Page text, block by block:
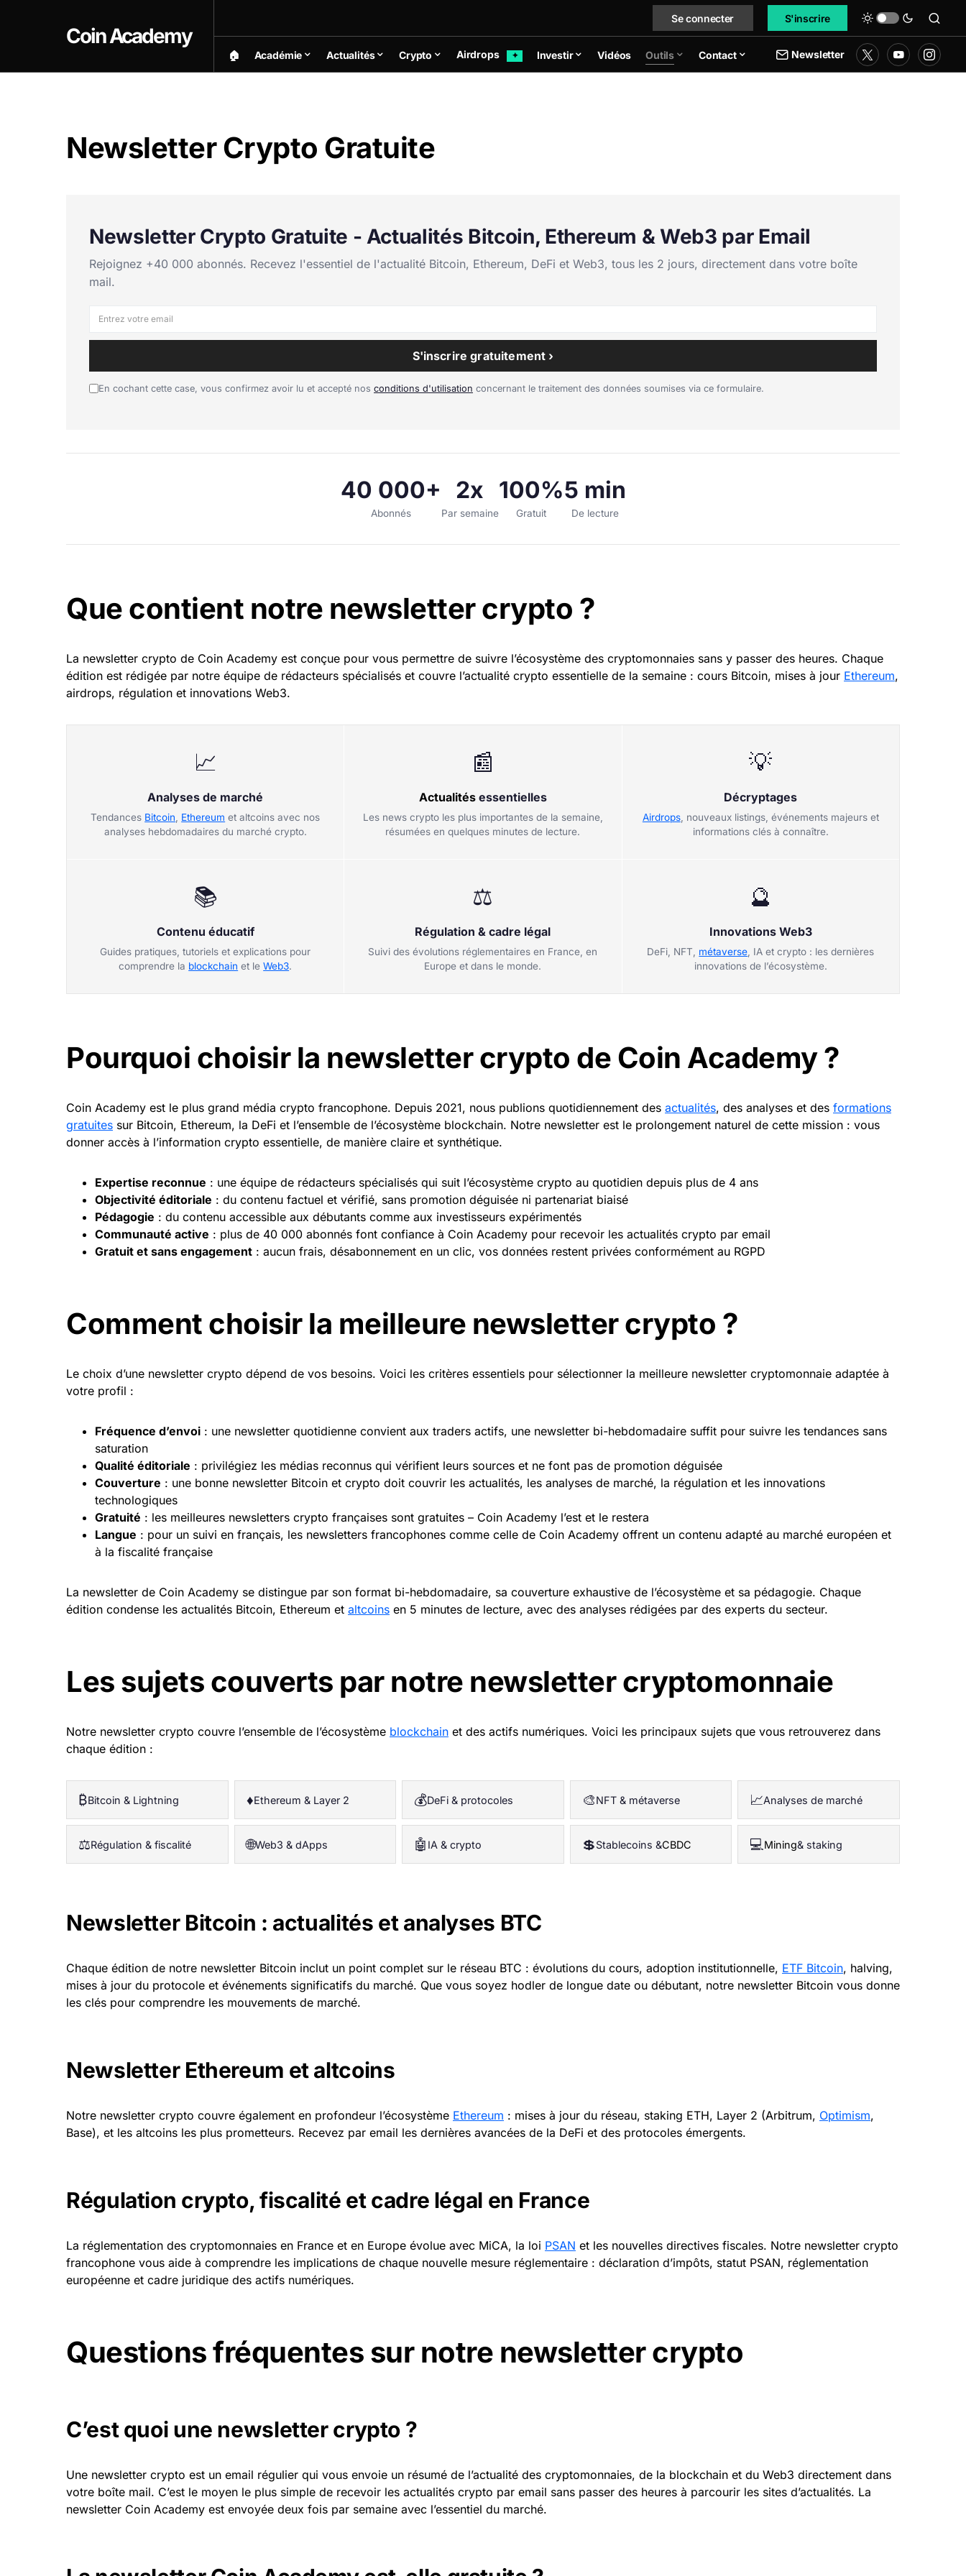
Coin Academy
Se connecter S'inscrire
🏠︎ Académie Actualités Crypto Airdrops ✦ Investir Vidéos Outils Contact Newsletter
Newsletter Crypto Gratuite
Newsletter Crypto Gratuite - Actualités Bitcoin, Ethereum & Web3 par Email
Rejoignez +40 000 abonnés. Recevez l'essentiel de l'actualité Bitcoin, Ethereum, DeFi et Web3, tous les 2 jours, directement dans votre boîte
mail.
S'inscrire gratuitement ›
En cochant cette case, vous confirmez avoir lu et accepté nos conditions d'utilisation concernant le traitement des données soumises via ce formulaire.
40 000+
Abonnés
2x
Par semaine
100%
Gratuit
5 min
De lecture
Que contient notre newsletter crypto ?
La newsletter crypto de Coin Academy est conçue pour vous permettre de suivre l’écosystème des cryptomonnaies sans y passer des heures. Chaque
édition est rédigée par notre équipe de rédacteurs spécialisés et couvre l’actualité crypto essentielle de la semaine : cours Bitcoin, mises à jour Ethereum,
airdrops, régulation et innovations Web3.
📈
Analyses de marché
Tendances Bitcoin Ethereum et altcoins avec nos
analyses hebdomadaires du marché crypto.
📰
Actualitésessentielles
Les news crypto les plus importantes de la semaine,
résumées en quelques minutes de lecture.
💡
Décryptages
Airdrops, nouveaux listings, événements majeurs et
informations clés à connaître.
📚
Contenu éducatif
Guides pratiques, tutoriels et explications pour
comprendre la blockchain et leWeb3.
⚖
Régulation & cadre légal
Suivi des évolutions réglementaires en France, en
Europe et dans le monde.
🔮
Innovations Web3
DeFi, NFT, métaverse , IA et crypto : les dernières
innovations de l’écosystème.
Pourquoi choisir la newsletter crypto de Coin Academy ?
Coin Academy est le plus grand média crypto francophone. Depuis 2021, nous publions quotidiennement des actualités, des analyses et des formations
gratuites sur Bitcoin, Ethereum, la DeFi et l’ensemble de l’écosystème blockchain. Notre newsletter est le prolongement naturel de cette mission : vous
donner accès à l’information crypto essentielle, de manière claire et synthétique.
Expertise reconnue : une équipe de rédacteurs spécialisés qui suit l’écosystème crypto au quotidien depuis plus de 4 ans
Objectivité éditoriale : du contenu factuel et vérifié, sans promotion déguisée ni partenariat biaisé
Pédagogie : du contenu accessible aux débutants comme aux investisseurs expérimentés
Communauté active : plus de 40 000 abonnés font confiance à Coin Academy pour recevoir les actualités crypto par email
Gratuit et sans engagement : aucun frais, désabonnement en un clic, vos données restent privées conformément au RGPD
Comment choisir la meilleure newsletter crypto ?
Le choix d’une newsletter crypto dépend de vos besoins. Voici les critères essentiels pour sélectionner la meilleure newsletter cryptomonnaie adaptée à
votre profil :
Fréquence d’envoi : une newsletter quotidienne convient aux traders actifs, une newsletter bi-hebdomadaire suffit pour suivre les tendances sans
saturation
Qualité éditoriale : privilégiez les médias reconnus qui vérifient leurs sources et ne font pas de promotion déguisée
Couverture : une bonne newsletter Bitcoin et crypto doit couvrir les actualités, les analyses de marché, la régulation et les innovations
technologiques
Gratuité : les meilleures newsletters crypto françaises sont gratuites – Coin Academy l’est et le restera
Langue : pour un suivi en français, les newsletters francophones comme celle de Coin Academy offrent un contenu adapté au marché européen et
à la fiscalité française
La newsletter de Coin Academy se distingue par son format bi-hebdomadaire, sa couverture exhaustive de l’écosystème et sa pédagogie. Chaque
édition condense les actualités Bitcoin, Ethereum et altcoins en 5 minutes de lecture, avec des analyses rédigées par des experts du secteur.
Les sujets couverts par notre newsletter cryptomonnaie
Notre newsletter crypto couvre l’ensemble de l’écosystème blockchain et des actifs numériques. Voici les principaux sujets que vous retrouverez dans
chaque édition :
₿Bitcoin & Lightning ♦Ethereum & Layer 2 💰DeFi & protocoles 🎨NFT & métaverse 📈Analyses de marché
⚖Régulation & fiscalité 🌐Web3 & dApps 🤖 IA & crypto 💲Stablecoins &CBDC 💻Mining& staking
Newsletter Bitcoin : actualités et analyses BTC
Chaque édition de notre newsletter Bitcoin inclut un point complet sur le réseau BTC : évolutions du cours, adoption institutionnelle, ETF Bitcoin, halving,
mises à jour du protocole et événements significatifs du marché. Que vous soyez hodler de longue date ou débutant, notre newsletter Bitcoin vous donne
les clés pour comprendre les mouvements de marché.
Newsletter Ethereum et altcoins
Notre newsletter crypto couvre également en profondeur l’écosystème Ethereum : mises à jour du réseau, staking ETH, Layer 2 (Arbitrum, Optimism,
Base), et les altcoins les plus prometteurs. Recevez par email les dernières avancées de la DeFi et des protocoles émergents.
Régulation crypto, fiscalité et cadre légal en France
La réglementation des cryptomonnaies en France et en Europe évolue avec MiCA, la loi PSAN et les nouvelles directives fiscales. Notre newsletter crypto
francophone vous aide à comprendre les implications de chaque nouvelle mesure réglementaire : déclaration d’impôts, statut PSAN, réglementation
européenne et cadre juridique des actifs numériques.
Questions fréquentes sur notre newsletter crypto
C’est quoi une newsletter crypto ?
Une newsletter crypto est un email régulier qui vous envoie un résumé de l’actualité des cryptomonnaies, de la blockchain et du Web3 directement dans
votre boîte mail. C’est le moyen le plus simple de recevoir les actualités crypto par email sans passer des heures à parcourir les sites d’actualités. La
newsletter Coin Academy est envoyée deux fois par semaine avec l’essentiel du marché.